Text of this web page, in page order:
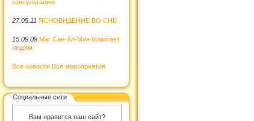
консультацию
27.05.11 ЯСНОВИДЕНИЕ ВО СНЕ
15.09.09 Маг Сан-Ал-Мин помогает
людям.
Все новости Все мероприятия
Социальные сети
Вам нравится наш сайт?